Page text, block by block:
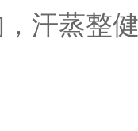
汗蒸整